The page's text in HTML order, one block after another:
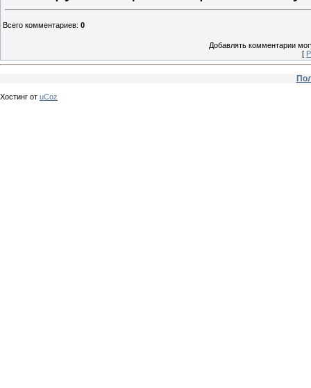
Всего комментариев: 0
Добавлять комментарии
[
Хостинг от uCoz